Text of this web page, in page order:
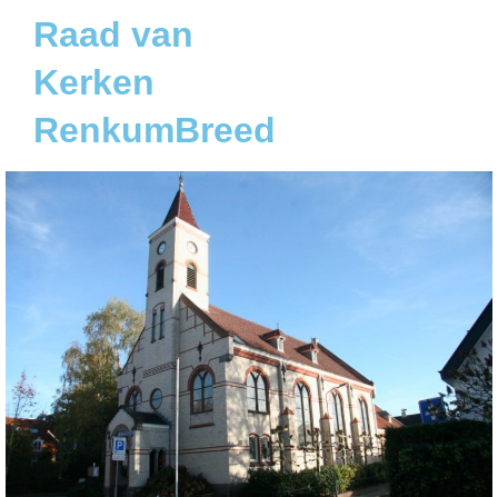
Raad van
Kerken
RenkumBreed